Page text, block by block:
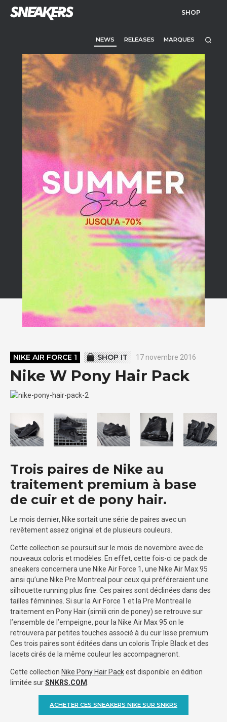
SHOP
NEWS RELEASES MARQUES
NIKE AIR FORCE 1 SHOP IT 17 novembre 2016
Nike W Pony Hair Pack
Trois paires de Nike au
traitement premium à base
de cuir et de pony hair.
Le mois dernier, Nike sortait une série de paires avec un
revêtement assez original et de plusieurs couleurs.
Cette collection se poursuit sur le mois de novembre avec de
nouveaux coloris et modèles. En effet, cette fois-ci ce pack de
sneakers concernera une Nike Air Force 1, une Nike Air Max 95
ainsi qu’une Nike Pre Montreal pour ceux qui préféreraient une
silhouette running plus fine. Ces paires sont déclinées dans des
tailles féminines. Si sur la Air Force 1 et la Pre Montreal le
traitement en Pony Hair (simili crin de poney) se retrouve sur
l’ensemble de l’empeigne, pour la Nike Air Max 95 on le
retrouvera par petites touches associé à du cuir lisse premium.
Ces trois paires sont éditées dans un coloris Triple Black et des
lacets cirés de la même couleur les accompagneront.
Cette collection Nike Pony Hair Packest disponible en édition
limitée surSNKRS.COM
ACHETER CES SNEAKERS NIKE SUR SNKRS